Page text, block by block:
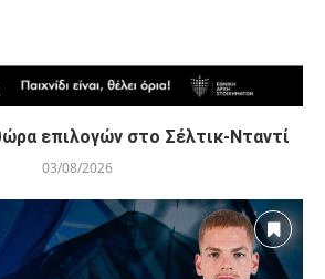
επιλογών στο Σέλτικ-Νταντί
03/08/2026